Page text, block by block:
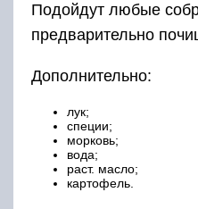
Подойдут любые
предварительно
Дополнительно:
лук;
специи;
морковь;
вода;
раст. масло;
картофель.